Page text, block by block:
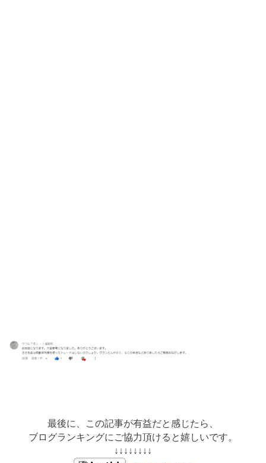
最後に、この記事が有益だと感じたら、
ブログランキングにご協力頂けると嬉しいです。
↓↓↓↓↓↓↓↓